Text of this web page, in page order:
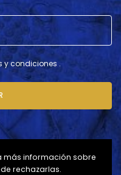
y condiciones .
más información sobre
rechazarlas.